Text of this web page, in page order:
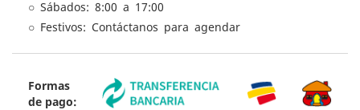
○ Sábados: 8:00 a 17:00
○ Festivos: Contáctanos para agendar
Formas
de pago: